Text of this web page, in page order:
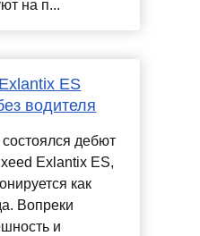
на п...
ES
водителя
дебют
Exlantix ES,
как
Вопреки
и